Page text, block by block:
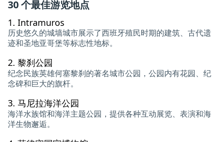
30 个最佳游览地点
1. Intramuros
历史悠久的城墙城市展示了西班牙殖民时期的建筑、古代遗
迹和圣地亚哥堡等标志性地标。
2. 黎刹公园
纪念民族英雄何塞黎刹的著名城市公园，公园内有花园、纪
念碑和巨大的旗杆。
3. 马尼拉海洋公园
海洋水族馆和海洋主题公园，提供各种互动展览、表演和海
洋生物邂逅。